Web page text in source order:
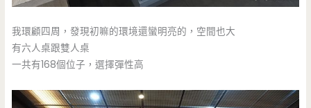
我環顧四周，發現初嘛的環境還蠻明亮的，空間也大
有六人桌跟雙人桌
一共有168個位子，選擇彈性高